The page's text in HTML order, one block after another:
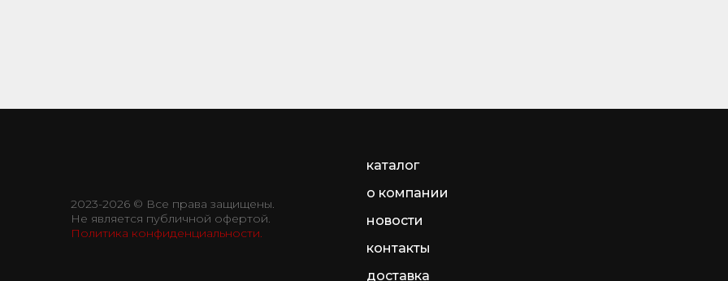
2023-2026 © Все права защищены.
Не является публичной офертой.
Политика конфиденциальности.
каталог
о компании
новости
контакты
доставка